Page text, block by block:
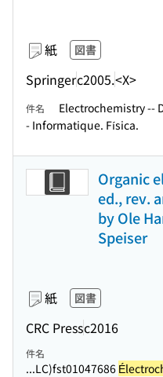
紙 図書
Springerc2005.<X>
件名 Electrochemistry --
- Informatique. Física.
Organic
ed., rev.
by Ole
Speiser
紙 図書
CRC Pressc2016
件名
...LC)fst01047686